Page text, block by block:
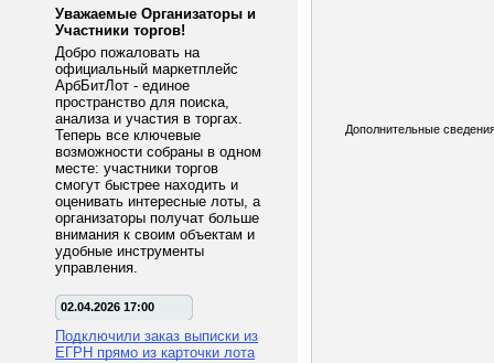
Уважаемые Организаторы и
Участники торгов!
Добро пожаловать на
официальный маркетплейс
АрбБитЛот - единое
пространство для поиска,
анализа и участия в торгах.
Теперь все ключевые
возможности собраны в одном
месте: участники торгов
смогут быстрее находить и
оценивать интересные лоты, а
организаторы получат больше
внимания к своим объектам и
удобные инструменты
управления.
02.04.2026 17:00
Подключили заказ выписки из
ЕГРН прямо из карточки лота
Дополнительные